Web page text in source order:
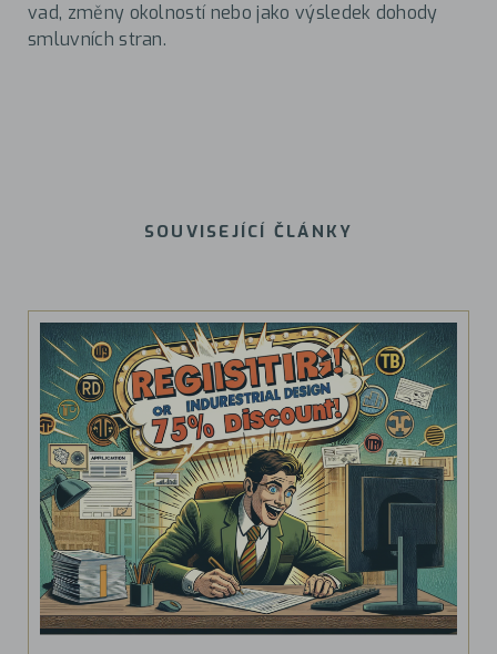
vad, změny okolností nebo jako výsledek dohody
smluvních stran.
SOUVISEJÍCÍ ČLÁNKY